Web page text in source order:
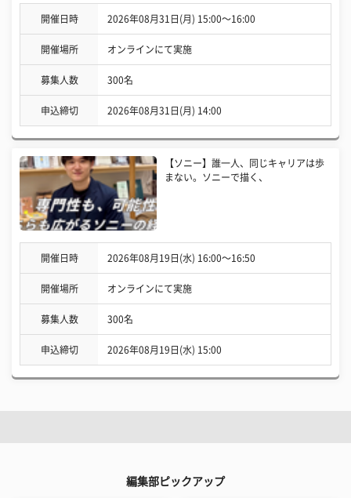
開催日時 2026年08月31日(月) 15:00〜16:00
開催場所 オンラインにて実施
募集人数 300名
申込締切 2026年08月31日(月) 14:00
【ソニー】誰一人、同じキャリアは歩
まない。ソニーで描く、
開催日時 2026年08月19日(水) 16:00〜16:50
開催場所 オンラインにて実施
募集人数 300名
申込締切 2026年08月19日(水) 15:00
編集部ピックアップ